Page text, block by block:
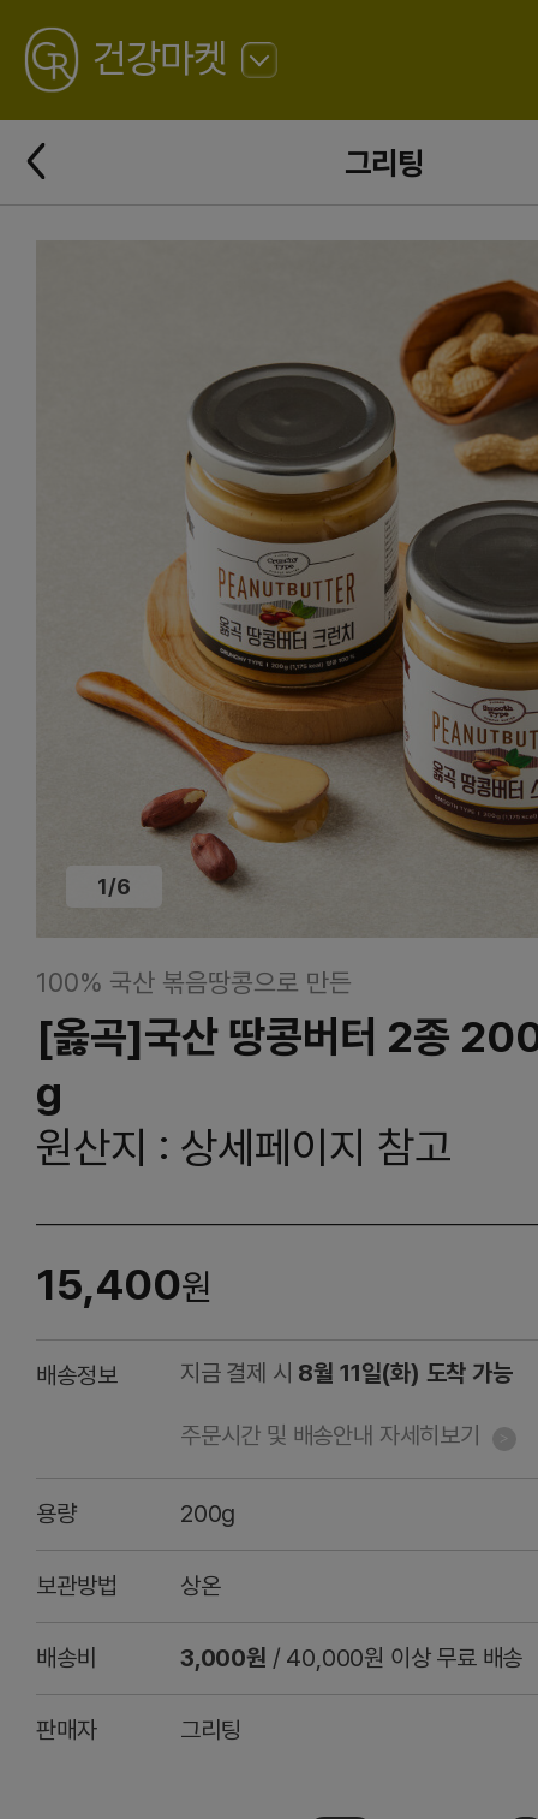
GREATING
건강마켓
로
그리팅
뒤
로
가
1/6
100% 국산 볶음땅콩으로 만든
[옳곡]국산 땅콩버터 2종
g
원산지 : 상세페이지 참고
15,400원
배송정보 지금 결제 시 8월 11일(화) 도착 가능
주문시간 및 배송안내 자세히보기
용량 200g
보관방법 상온
배송비 3,000원 / 40,000원 이상 무료 배송
판매자 그리팅